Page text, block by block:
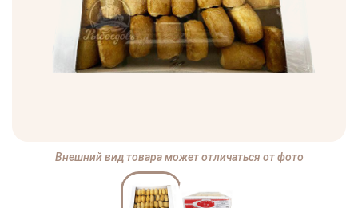
Внешний вид товара может отличаться от фото